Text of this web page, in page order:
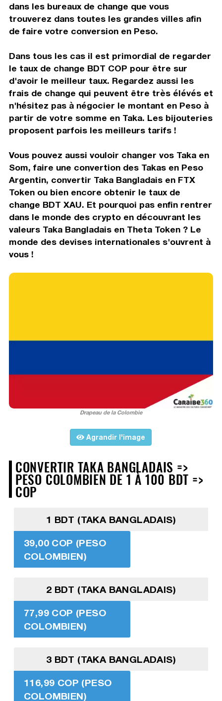
dans les bureaux de change que vous
trouverez dans toutes les grandes villes afin
de faire votre conversion en Peso.
Dans tous les cas il est primordial de regarder
le taux de change BDT COP pour être sur
d'avoir le meilleur taux. Regardez aussi les
frais de change qui peuvent être très élévés et
n'hésitez pas à négocier le montant en Peso à
partir de votre somme en Taka. Les bijouteries
proposent parfois les meilleurs tarifs !
Vous pouvez aussi vouloir changer vos Taka en
Som, faire une convertion des Takas en Peso
Argentin, convertir Taka Bangladais en FTX
Token ou bien encore obtenir le taux de
change BDT XAU. Et pourquoi pas enfin rentrer
dans le monde des crypto en découvrant les
valeurs Taka Bangladais en Theta Token ? Le
monde des devises internationales s'ouvrent à
vous !
Drapeau de la Colombie
Agrandir l'image
CONVERTIR TAKA BANGLADAIS =>
PESO COLOMBIEN DE 1 À 100 BDT =>
COP
1 BDT (TAKA BANGLADAIS)
39,00 COP (PESO
COLOMBIEN)
2 BDT (TAKA BANGLADAIS)
77,99 COP (PESO
COLOMBIEN)
3 BDT (TAKA BANGLADAIS)
116,99 COP (PESO
COLOMBIEN)